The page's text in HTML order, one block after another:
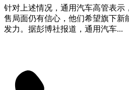
针对上述情况，通用汽车高管表示
售局面仍有信心，他们希望旗下新
发力。据彭博社报道，通用汽车...